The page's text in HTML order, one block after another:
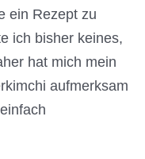
ein Rezept zu
ich bisher keines,
hat mich mein
aufmerksam